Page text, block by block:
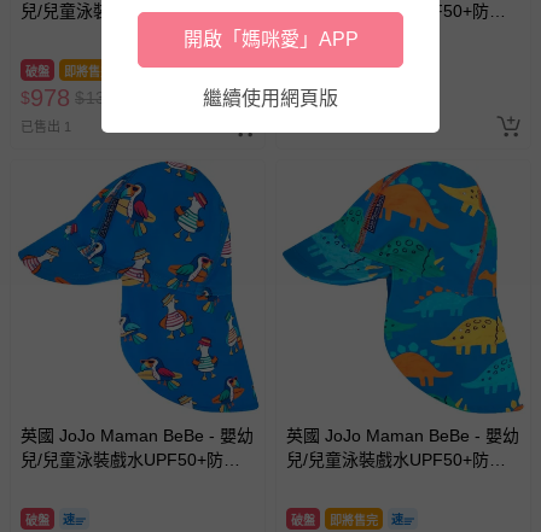
兒/兒童泳裝戲水UPF50+防曬
破盤 即將售完
$978 $1350
已售出 1
兒/兒童泳裝戲水UPF50+防曬
護頸遮陽帽-繽紛紅鶴
破盤
$978
英國 JoJo Maman BeBe - 嬰幼
兒/兒童泳裝戲水UPF50+防曬
破盤
英國 JoJo Maman BeBe - 嬰幼
兒/兒童泳裝戲水UPF50+防曬
破盤 即將售完
開啟「媽咪愛」APP
繼續使用網頁版